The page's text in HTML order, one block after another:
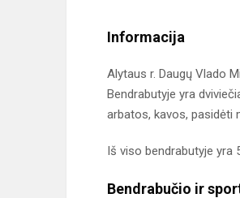
Informacija
Alytaus r. Daugų Vlado
Bendrabutyje yra
arbatos, kavos, pasidėti
Iš viso bendrabutyje yra
Bendrabučio ir